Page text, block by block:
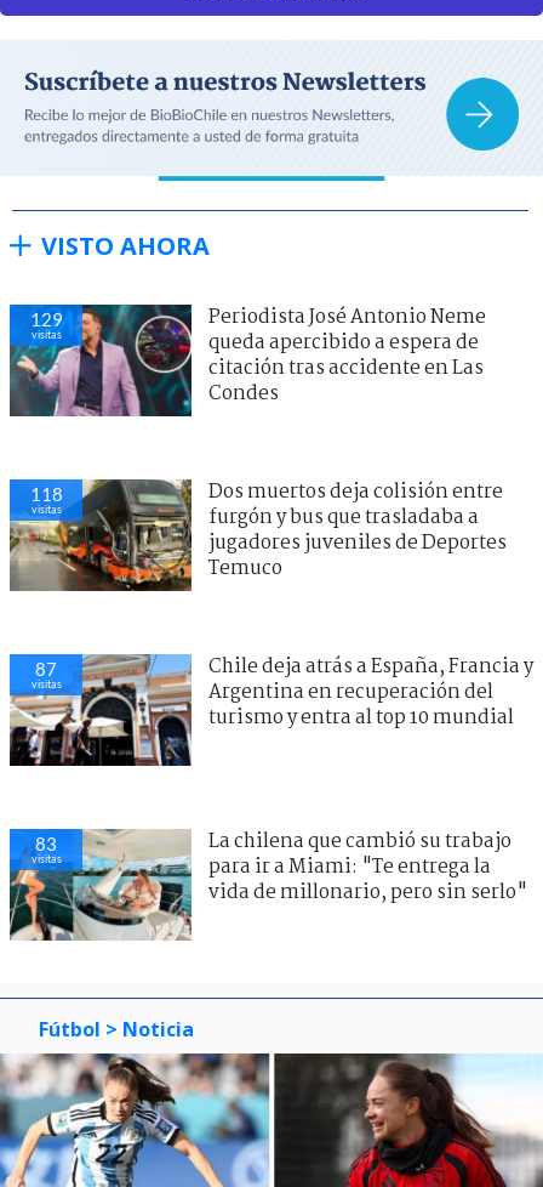
VISTO AHORA
129
visitas
Periodista José Antonio Neme
queda apercibido a espera de
citación tras accidente en Las
Condes
118
visitas
Dos muertos deja colisión entre
furgón y bus que trasladaba a
jugadores juveniles de Deportes
Temuco
87
visitas
Chile deja atrás a España, Francia y
Argentina en recuperación del
turismo y entra al top 10 mundial
83
visitas
La chilena que cambió su trabajo
para ir a Miami: "Te entrega la
vida de millonario, pero sin serlo"
Fútbol > Noticia